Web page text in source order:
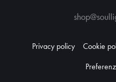
Privacy policy Cookie